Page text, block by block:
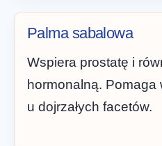
Palma sabalowa
Wspiera prostatę i
hormonalną. Pomaga
u dojrzałych facetów.